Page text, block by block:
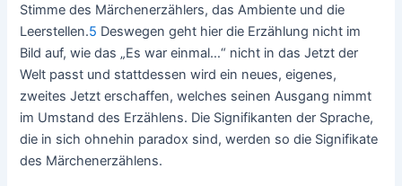
Stimme des Märchenerzählers, das Ambiente und die
Leerstellen.5 Deswegen geht hier die Erzählung nicht im
Bild auf, wie das „Es war einmal…“ nicht in das Jetzt der
Welt passt und stattdessen wird ein neues, eigenes,
zweites Jetzt erschaffen, welches seinen Ausgang nimmt
im Umstand des Erzählens. Die Signifikanten der Sprache,
die in sich ohnehin paradox sind, werden so die Signifikate
des Märchenerzählens.